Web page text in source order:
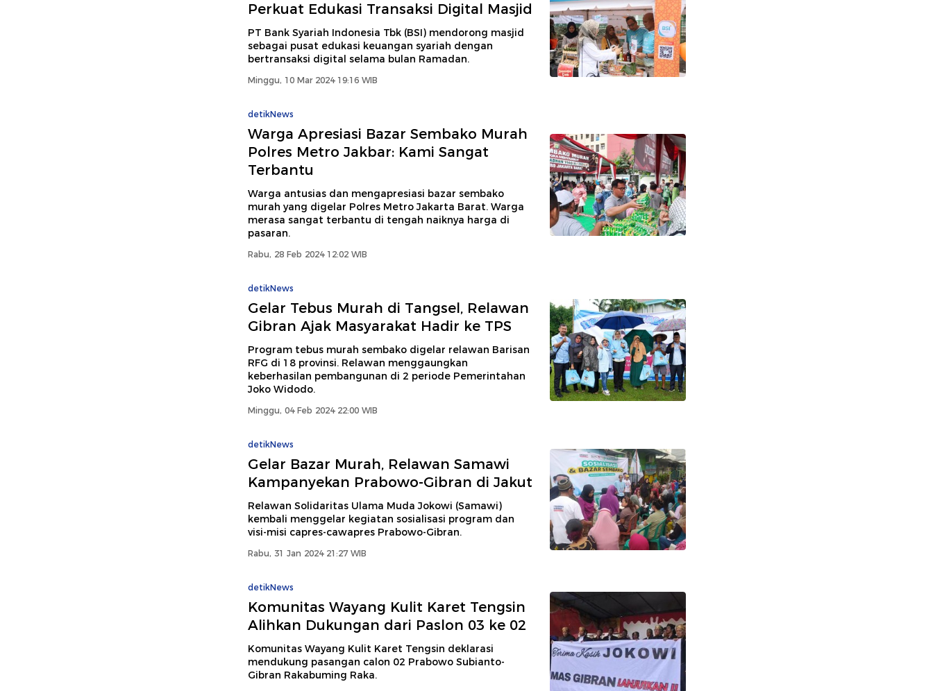
Perkuat Edukasi Transaksi Digital Masjid
PT Bank Syariah Indonesia Tbk (BSI) mendorong masjid
sebagai pusat edukasi keuangan syariah dengan
bertransaksi digital selama bulan Ramadan.
Minggu, 10 Mar 2024 19:16 WIB
detikNews
Warga Apresiasi Bazar Sembako Murah
Polres Metro Jakbar: Kami Sangat
Terbantu
Warga antusias dan mengapresiasi bazar sembako
murah yang digelar Polres Metro Jakarta Barat. Warga
merasa sangat terbantu di tengah naiknya harga di
pasaran.
Rabu, 28 Feb 2024 12:02 WIB
detikNews
Gelar Tebus Murah di Tangsel, Relawan
Gibran Ajak Masyarakat Hadir ke TPS
Program tebus murah sembako digelar relawan Barisan
RFG di 18 provinsi. Relawan menggaungkan
keberhasilan pembangunan di 2 periode Pemerintahan
Joko Widodo.
Minggu, 04 Feb 2024 22:00 WIB
detikNews
Gelar Bazar Murah, Relawan Samawi
Kampanyekan Prabowo-Gibran di Jakut
Relawan Solidaritas Ulama Muda Jokowi (Samawi)
kembali menggelar kegiatan sosialisasi program dan
visi-misi capres-cawapres Prabowo-Gibran.
Rabu, 31 Jan 2024 21:27 WIB
detikNews
Komunitas Wayang Kulit Karet Tengsin
Alihkan Dukungan dari Paslon 03 ke 02
Komunitas Wayang Kulit Karet Tengsin deklarasi
mendukung pasangan calon 02 Prabowo Subianto-
Gibran Rakabuming Raka.